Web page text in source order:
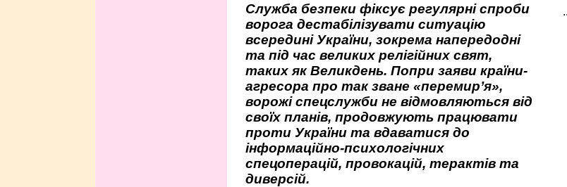
Служба безпеки фіксує регулярні спроби
ворога дестабілізувати ситуацію
всередині України, зокрема напередодні
та під час великих релігійних свят,
таких як Великдень. Попри заяви країни-
агресора про так зване «перемир’я»,
ворожі спецслужби не відмовляються від
своїх планів, продовжують працювати
проти України та вдаватися до
інформаційно-психологічних
спецоперацій, провокацій, терактів та
диверсій.